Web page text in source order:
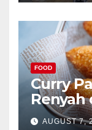
FOOD
Curry
Renyah
AUGUST 7,